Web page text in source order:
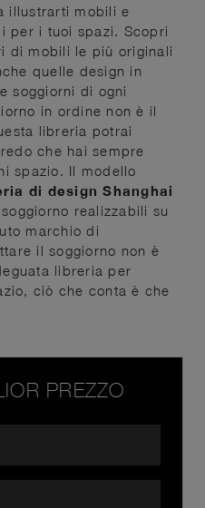
illustrarti mobili e
per i tuoi spazi. Scopri
di mobili le più originali
quelle design in
soggiorni di ogni
in ordine non è il
libreria potrai
che hai sempre
spazio. Il modello
di design Shanghai
realizzabili su
marchio di
il soggiorno non è
libreria per
ciò che conta è che
PREZZO